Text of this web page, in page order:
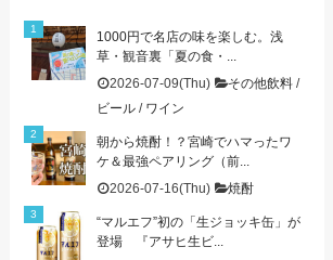
1000円で名店の味を楽しむ。浅
草・観音裏「夏の食・...
2026-07-09(Thu)
その他飲料 /
ビール / ワイン
朝から焼酎！？宮崎でハマったワ
ケ＆最強ペアリング（前...
2026-07-16(Thu)
焼酎
“マルエフ”初の「生ジョッキ缶」が
登場 『アサヒ生ビ...